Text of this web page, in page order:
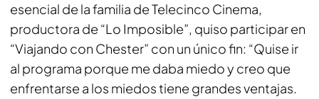
esencial de la familia de Telecinco Cinema,
productora de “Lo Imposible”, quiso participar en
“Viajando con Chester” con un único fin: “Quise ir
al programa porque me daba miedo y creo que
enfrentarse a los miedos tiene grandes ventajas.